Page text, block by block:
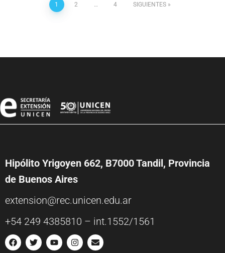
1 2 … 4 SIGUIENTES
Hipólito Yrigoyen 662, B7000 Tandil, Provincia
de Buenos Aires
extension@rec.unicen.edu.ar
+54 249 4385810 – int.1552/1561